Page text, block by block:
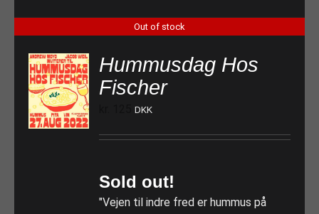
Out of stock
Hummusdag Hos
Fischer
DKK
Sold out!
"Vejen til indre fred er hummus på